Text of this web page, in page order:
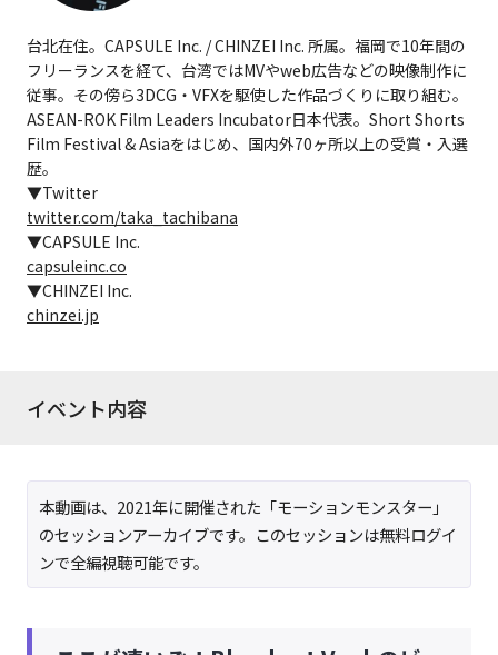
台北在住。CAPSULE Inc. / CHINZEI Inc. 所属。福岡で10年間の
フリーランスを経て、台湾ではMVやweb広告などの映像制作に
従事。その傍ら3DCG・VFXを駆使した作品づくりに取り組む。
ASEAN-ROK Film Leaders Incubator日本代表。Short Shorts
Film Festival & Asiaをはじめ、国内外70ヶ所以上の受賞・入選
歴。
▼Twitter
twitter.com/taka_tachibana
▼CAPSULE Inc.
capsuleinc.co
▼CHINZEI Inc.
chinzei.jp
イベント内容
本動画は、2021年に開催された「モーションモンスター」
のセッションアーカイブです。このセッションは無料ログイ
ンで全編視聴可能です。